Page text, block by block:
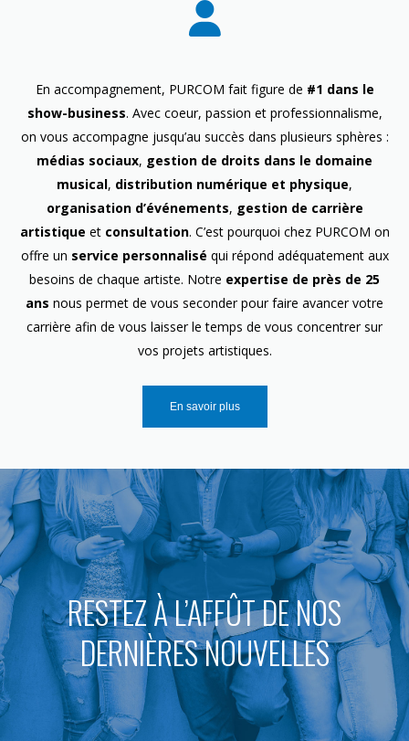
En accompagnement, PURCOM fait figure de #1 dans le
show-business. Avec coeur, passion et professionnalisme,
on vous accompagne jusqu’au succès dans plusieurs sphères :
médias sociaux, gestion de droits dans le domaine
musical, distribution numérique et physique,
organisation d’événements, gestion de carrière
artistique etconsultation. C’est pourquoi chez PURCOM on
offre un service personnalisé qui répond adéquatement aux
besoins de chaque artiste. Notre expertise de près de 25
ans nous permet de vous seconder pour faire avancer votre
carrière afin de vous laisser le temps de vous concentrer sur
vos projets artistiques.
En savoir plus
RESTEZ À L’AFFÛT DE NOS
DERNIÈRES NOUVELLES